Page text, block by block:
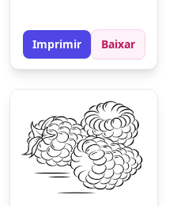
com lápis de cor para
um efeito mais
realista.
Imprimir Baixar